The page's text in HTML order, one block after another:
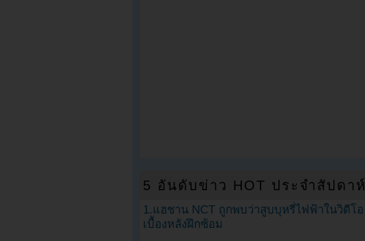
5 อันดับข่าว HOT ประจำสัปดาห์
1.แฮชาน NCT ถูกพบว่าสูบบุหรี่ไฟฟ้าในวิดีโอ
เบื้องหลังฝึกซ้อม